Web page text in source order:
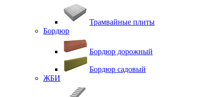
Трамвайные плиты
Бордюр
Бордюр дорожный
Бордюр садовый
ЖБИ